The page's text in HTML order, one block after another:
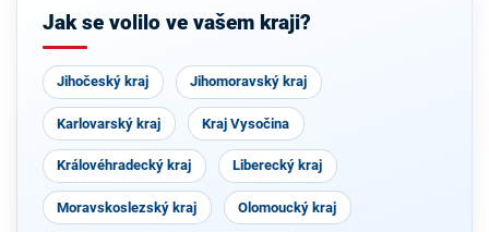
Jak se volilo ve vašem kraji?
Jihočeský kraj Jihomoravský kraj
Karlovarský kraj Kraj Vysočina
Královéhradecký kraj Liberecký kraj
Moravskoslezský kraj Olomoucký kraj